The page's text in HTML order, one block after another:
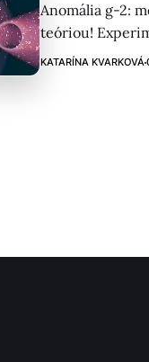
Anomália g-2:
teóriou!
naznačovať
KATARÍNA KVARKOVÁ